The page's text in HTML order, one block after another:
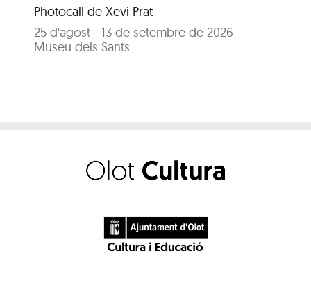
Photocall de Xevi Prat
25 d'agost - 13 de setembre de 2026
Museu dels Sants